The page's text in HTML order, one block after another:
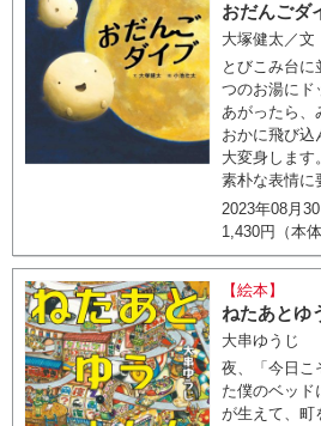
おだんごダ
大塚健太／
とびこみ台に
つのお湯に
あがったら、
おかに飛び込
大変身します
素朴な表情に
2023年08月
1,430円（本
【絵本】
ねたあとゆ
大串ゆうじ
夜、「今日こ
た僕のベッド
が生えて、町